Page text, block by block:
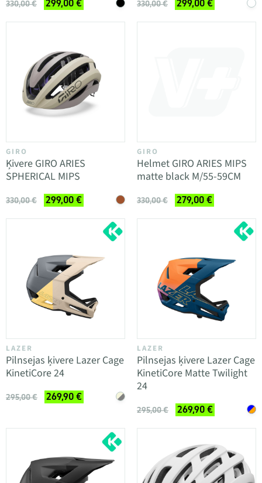
330,00 € 299,00 € 330,00 € 299,00 €
GIRO
Ķivere GIRO ARIES
SPHERICAL MIPS
330,00 € 299,00 €
GIRO
Helmet GIRO ARIES MIPS
matte black M/55-59CM
330,00 € 279,00 €
LAZER
Pilnsejas ķivere Lazer Cage
KinetiCore 24
295,00 € 269,90 €
LAZER
Pilnsejas ķivere Lazer Cage
KinetiCore Matte Twilight
24
295,00 € 269,90 €